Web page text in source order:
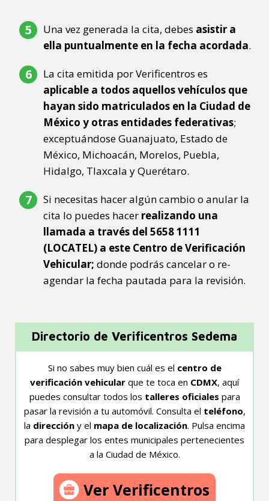
Una vez generada la cita, debes asistir a
ella puntualmente en la fecha acordada.
La cita emitida por Verificentros es
aplicable a todos aquellos vehículos que
hayan sido matriculados en la Ciudad de
México y otras entidades federativas;
exceptuándose Guanajuato, Estado de
México, Michoacán, Morelos, Puebla,
Hidalgo, Tlaxcala y Querétaro.
Si necesitas hacer algún cambio o anular la
cita lo puedes hacer realizando una
llamada a través del 5658 1111
(LOCATEL) a este Centro de Verificación
Vehicular; donde podrás cancelar o re-
agendar la fecha pautada para la revisión.
Directorio de Verificentros Sedema
Si no sabes muy bien cuál es el centro de
verificación vehicular que te toca en CDMX, aquí
puedes consultar todos los talleres oficiales para
pasar la revisión a tu automóvil. Consulta el teléfono,
la dirección y el mapa de localización. Pulsa encima
para desplegar los entes municipales pertenecientes
a la Ciudad de México.
Ver Verificentros